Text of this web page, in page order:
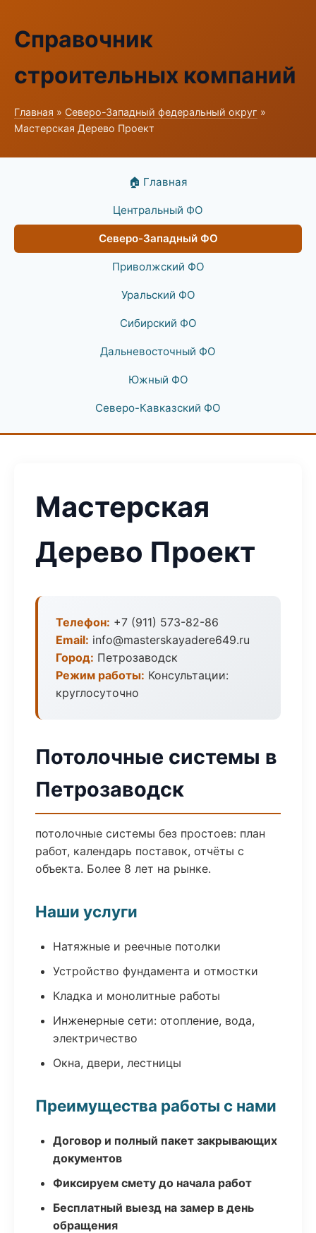
Справочник
строительных компаний
Главная » Северо-Западный федеральный округ »
Мастерская Дерево Проект
🏠 Главная
Центральный ФО
Северо-Западный ФО
Приволжский ФО
Уральский ФО
Сибирский ФО
Дальневосточный ФО
Южный ФО
Северо-Кавказский ФО
Мастерская
Дерево Проект
Телефон: +7 (911) 573-82-86
Email: info@masterskayadere649.ru
Город: Петрозаводск
Режим работы: Консультации:
круглосуточно
Потолочные системы в
Петрозаводск
потолочные системы без простоев: план
работ, календарь поставок, отчёты с
объекта. Более 8 лет на рынке.
Наши услуги
Натяжные и реечные потолки
Устройство фундамента и отмостки
Кладка и монолитные работы
Инженерные сети: отопление, вода,
электричество
Окна, двери, лестницы
Преимущества работы с нами
Договор и полный пакет закрывающих
документов
Фиксируем смету до начала работ
Бесплатный выезд на замер в день
обращения